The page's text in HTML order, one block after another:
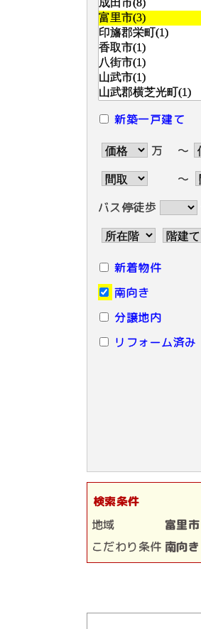
新築一戸建て
万
～
～
バス停徒歩
新着物件
南向き
分譲地内
リフォーム済み
検索条件
地域
富里市
こだわり条件 南向き